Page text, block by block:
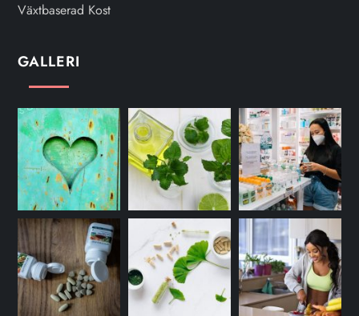
Växtbaserad Kost
GALLERI